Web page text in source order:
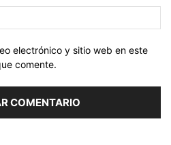
electrónico y sitio web en este
comente.